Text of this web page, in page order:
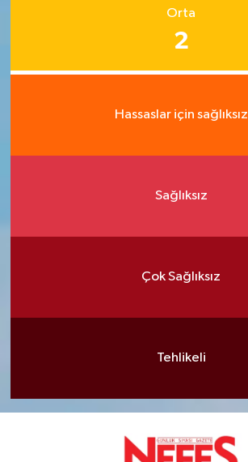
Orta
2
Hassaslar için sağlıksız
Sağlıksız
Çok Sağlıksız
Tehlikeli